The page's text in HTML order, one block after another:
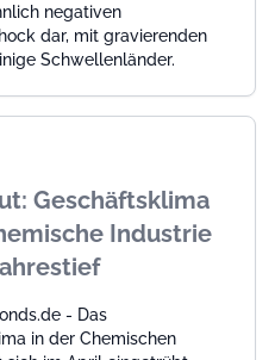
negativen
dar, mit gravierenden
Schwellenländer.
Geschäftsklima
Industrie
- Das
in der Chemischen